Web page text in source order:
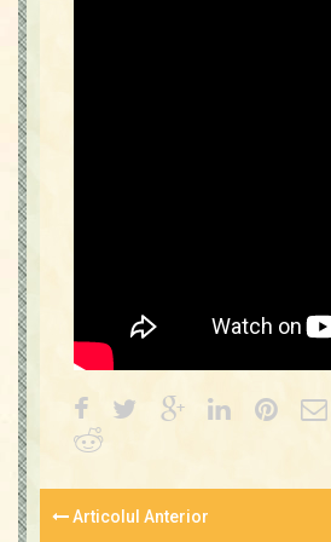
Articolul Anterior